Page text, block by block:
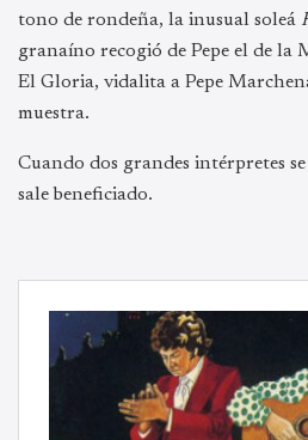
tono de rondeña, la inusual soleá
granaíno recogió de Pepe el de la
El Gloria, vidalita a Pepe
muestra.
Cuando dos grandes intérpretes
sale beneficiado.